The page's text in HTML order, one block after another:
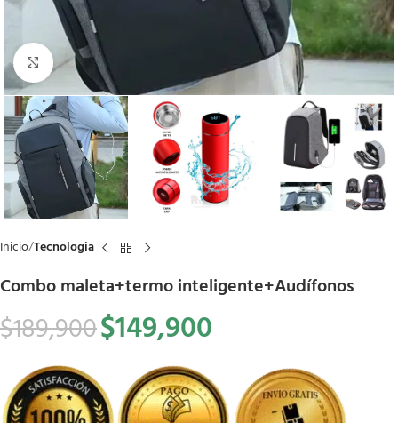
Click to enlarge
Inicio Tecnologia
Combo maleta+termo inteligente+Audífonos
$189,900$149,900